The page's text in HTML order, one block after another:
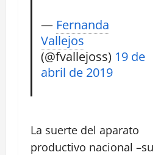
— Fernanda
Vallejos
(@fvallejoss) 19 de
abril de 2019
La suerte del aparato
productivo nacional –su